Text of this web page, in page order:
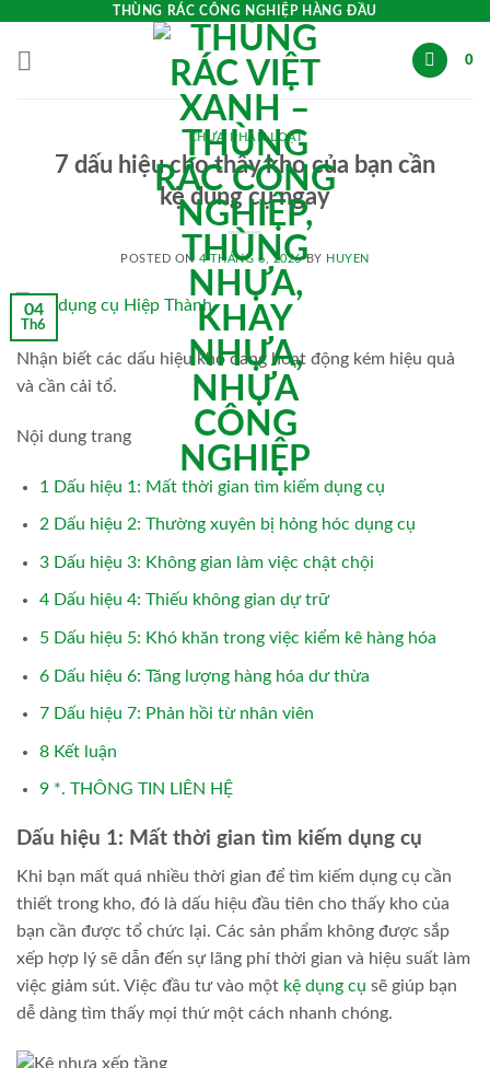
content
THÙNG RÁC CÔNG NGHIỆP HÀNG ĐẦU
0
CHƯA PHÂN LOẠI
7 dấu hiệu cho thấy kho của bạn cần
kệ dụng cụ ngay
POSTED ON 4 THÁNG 6, 2026BY HUYEN
04
Th6
Nhận biết các dấu hiệu kho đang hoạt động kém hiệu quả
và cần cải tổ.
Nội dung trang
1 Dấu hiệu 1: Mất thời gian tìm kiếm dụng cụ
2Dấu hiệu 2: Thường xuyên bị hỏng hóc dụng cụ
3Dấu hiệu 3: Không gian làm việc chật chội
4Dấu hiệu 4: Thiếu không gian dự trữ
5Dấu hiệu 5: Khó khăn trong việc kiểm kê hàng hóa
6Dấu hiệu 6: Tăng lượng hàng hóa dư thừa
7Dấu hiệu 7: Phản hồi từ nhân viên
8Kết luận
9*. THÔNG TIN LIÊN HỆ
Dấu hiệu 1: Mất thời gian tìm kiếm dụng cụ
Khi bạn mất quá nhiều thời gian để tìm kiếm dụng cụ cần
thiết trong kho, đó là dấu hiệu đầu tiên cho thấy kho của
bạn cần được tổ chức lại. Các sản phẩm không được sắp
xếp hợp lý sẽ dẫn đến sự lãng phí thời gian và hiệu suất làm
việc giảm sút. Việc đầu tư vào một kệ dụng cụ sẽ giúp bạn
dễ dàng tìm thấy mọi thứ một cách nhanh chóng.